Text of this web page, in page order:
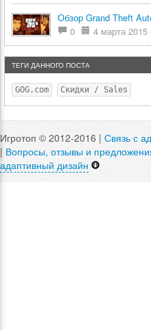
Обзор Grand Theft
0
4 марта 2015
ТЕГИ ДАННОГО ПОСТА
GOG.com Скидки / Sales
Игротоп © 2012-2016 | Связь с
| Вопросы, отзывы и
адаптивный дизайн